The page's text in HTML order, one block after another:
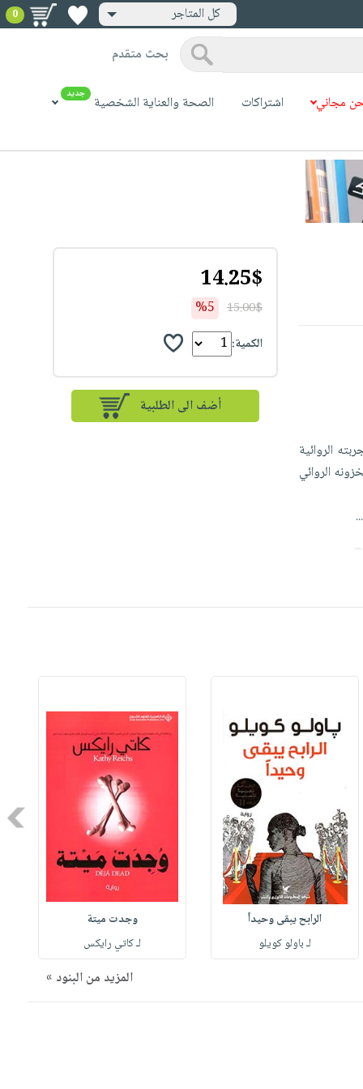
كل المتاجر 0
بحث متقدم
مجاني اشتراكات الصحة والعناية الشخصية جديد
الروائية
الروائي
...
14.25$
15.00$
%5
الكمية:
أضف الى الطلبية
الرابح يبقى وحيداً
لـ باولو كويلو
وجدت ميتة
لـ كاتي رايكس
المزيد من البنود »